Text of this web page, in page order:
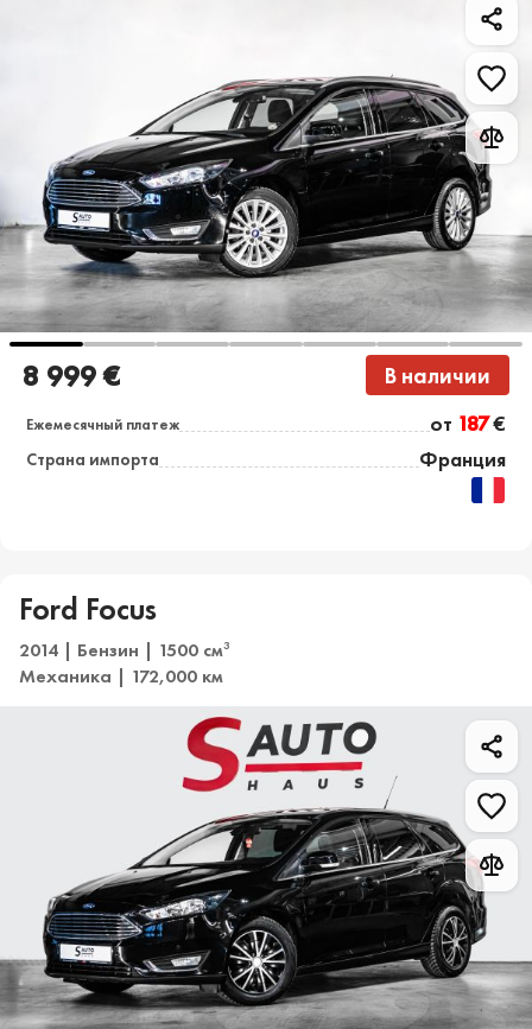
8 999 € В наличии
Ежемесячный платеж от 187€
Страна импорта Франция
Ford Focus
2014 | Бензин | 1500 см3
Механика | 172,000 км